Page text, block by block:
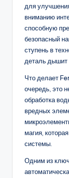
для
вниманию
способную
безопасный
ступень в
деталь дышит
Что делает
очередь, это
обработка
вредных
магия,
системы.
Одним из